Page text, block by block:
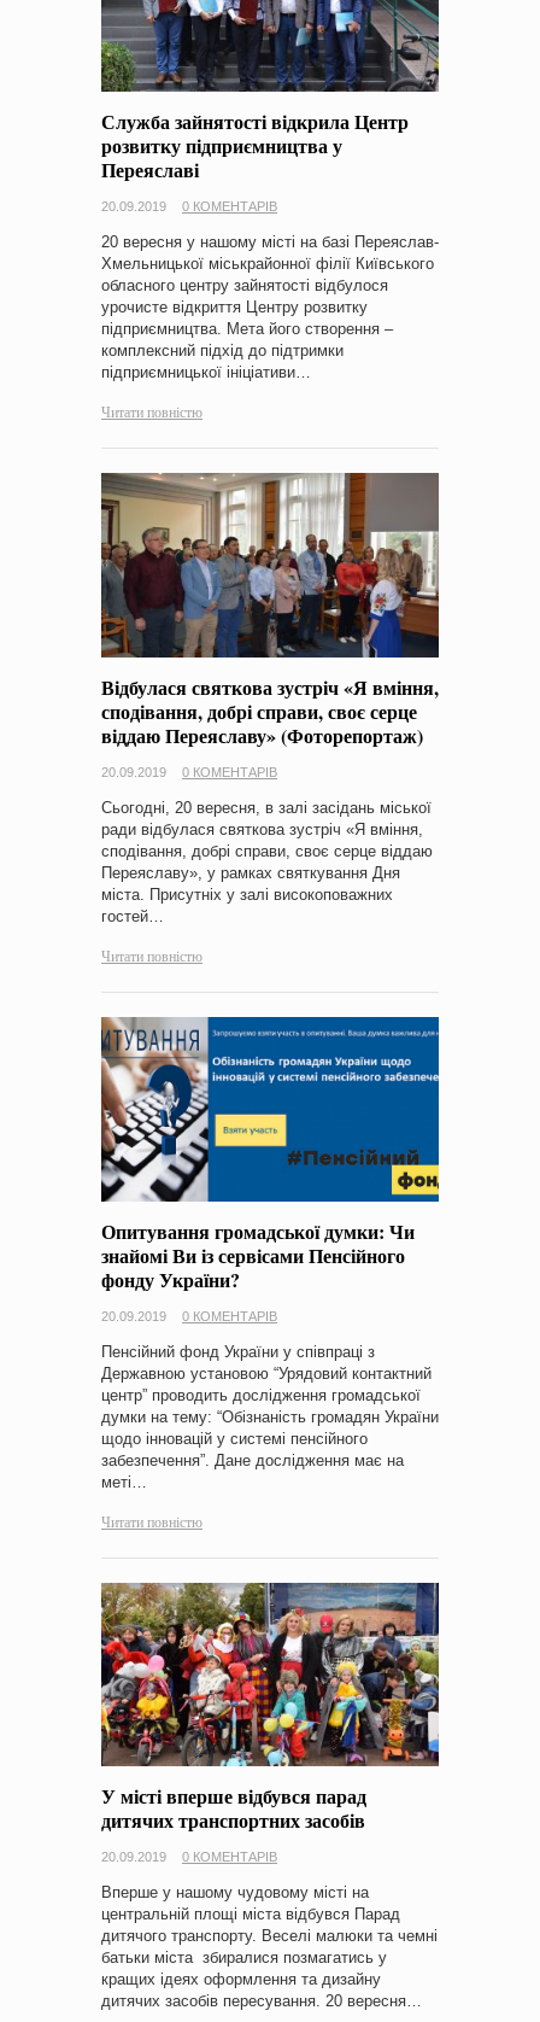
Служба зайнятості відкрила Центр
розвитку підприємництва у
Переяславі
20.09.2019 0 КОМЕНТАРІВ
20 вересня у нашому місті на базі Переяслав-
Хмельницької міськрайонної філії Київського
обласного центру зайнятості відбулося
урочисте відкриття Центру розвитку
підприємництва. Мета його створення –
комплексний підхід до підтримки
підприємницької ініціативи…
Читати повністю
Відбулася святкова зустріч «Я вміння,
сподівання, добрі справи, своє серце
віддаю Переяславу» (Фоторепортаж)
20.09.2019 0 КОМЕНТАРІВ
Сьогодні, 20 вересня, в залі засідань міської
ради відбулася святкова зустріч «Я вміння,
сподівання, добрі справи, своє серце віддаю
Переяславу», у рамках святкування Дня
міста. Присутніх у залі високоповажних
гостей…
Читати повністю
Опитування громадської думки: Чи
знайомі Ви із сервісами Пенсійного
фонду України?
20.09.2019 0 КОМЕНТАРІВ
Пенсійний фонд України у співпраці з
Державною установою “Урядовий контактний
центр” проводить дослідження громадської
думки на тему: “Обізнаність громадян України
щодо інновацій у системі пенсійного
забезпечення”. Дане дослідження має на
меті…
Читати повністю
У місті вперше відбувся парад
дитячих транспортних засобів
20.09.2019 0 КОМЕНТАРІВ
Вперше у нашому чудовому місті на
центральній площі міста відбувся Парад
дитячого транспорту. Веселі малюки та чемні
батьки міста збиралися позмагатись у
кращих ідеях оформлення та дизайну
дитячих засобів пересування. 20 вересня…